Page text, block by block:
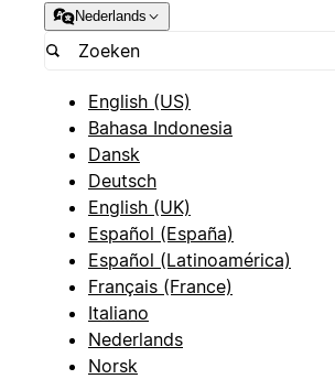
Nederlands
English (US)
Bahasa Indonesia
Dansk
Deutsch
English (UK)
Español (España)
Español (Latinoamérica)
Français (France)
Italiano
Nederlands
Norsk